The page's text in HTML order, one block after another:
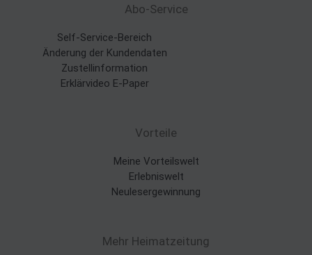
Abo-Service
Self-Service-Bereich
Änderung der Kundendaten
Zustellinformation
Erklärvideo E-Paper
Vorteile
Meine Vorteilswelt
Erlebniswelt
Neulesergewinnung
Mehr Heimatzeitung